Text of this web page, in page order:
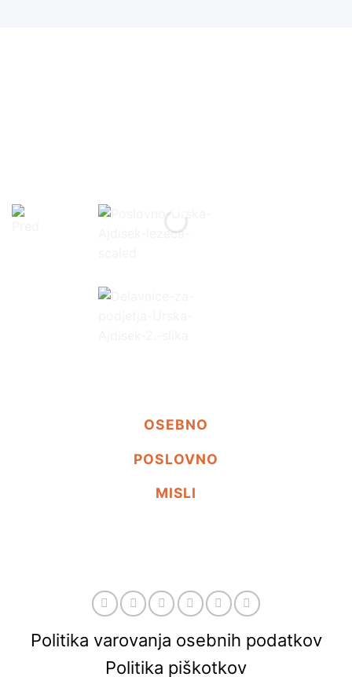
OSEBNO
POSLOVNO
MISLI
Politika varovanja osebnih podatkov
Politika piškotkov